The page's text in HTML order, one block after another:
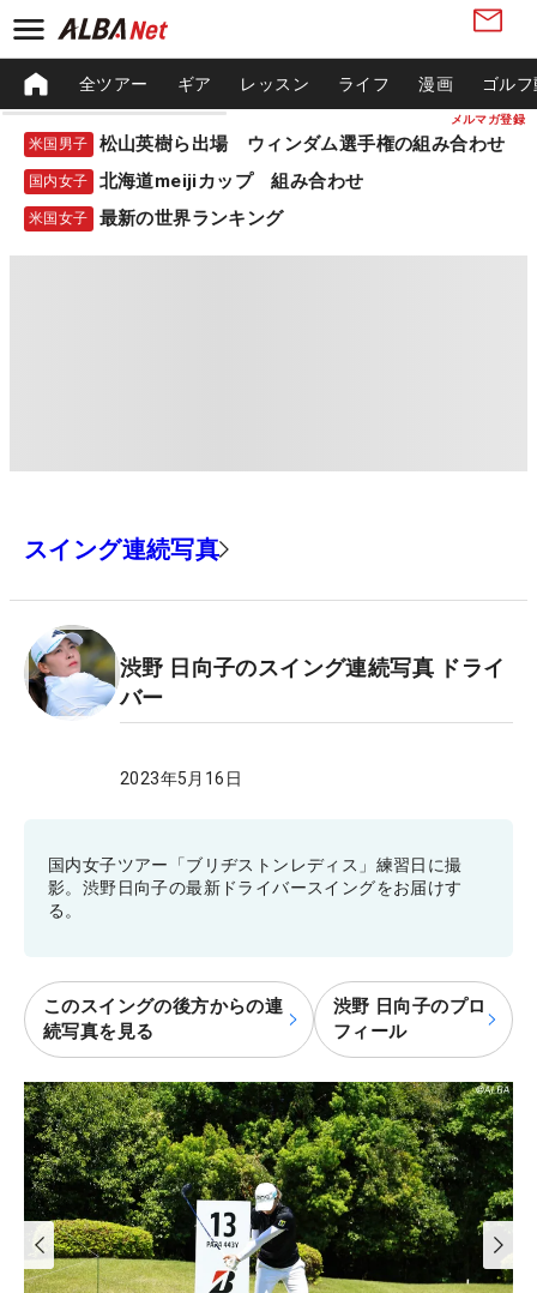
メルマガ登録
全ツアー ギア レッスン ライフ 漫画 ゴル
米国男子 松山英樹ら出場 ウィンダム選手権の組み合わせ
国内女子 北海道meijiカップ 組み合わせ
米国女子 最新の世界ランキング
スイング連続写真
渋野 日向子のスイング連続写真 ドライ
バー
2023年5月16日
国内女子ツアー「ブリヂストンレディス」練習日に撮
影。渋野日向子の最新ドライバースイングをお届けす
る。
このスイングの後方からの連
続写真を見る
渋野 日向子のプロ
フィール